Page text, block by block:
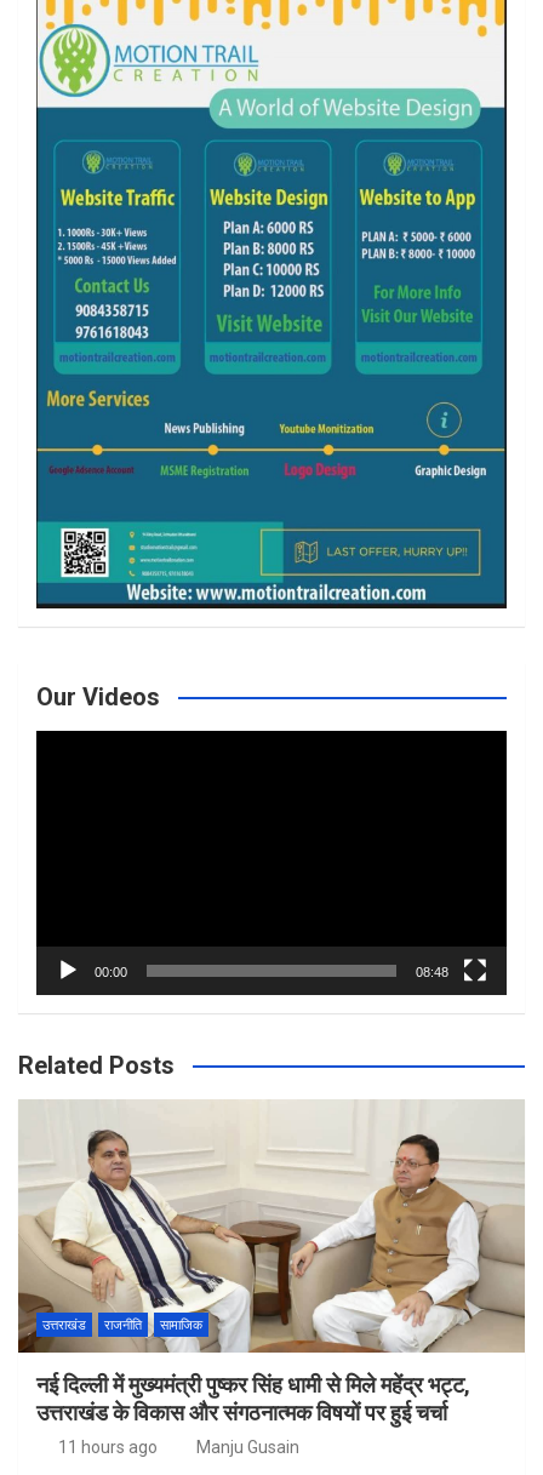
k a
m
Our Videos
00:00 08:48
Related Posts
उत्तराखंड राजनीति सामाजिक
नई दिल्ली में मुख्यमंत्री पुष्कर सिंह धामी से मिले महेंद्र भट्ट,
उत्तराखंड के विकास और संगठनात्मक विषयों पर हुई चर्चा
11 hours ago Manju Gusain